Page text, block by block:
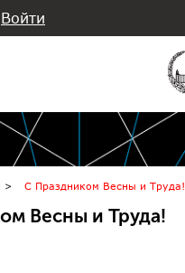
Войти
С Праздником Весны и Труда!
Весны и Труда!